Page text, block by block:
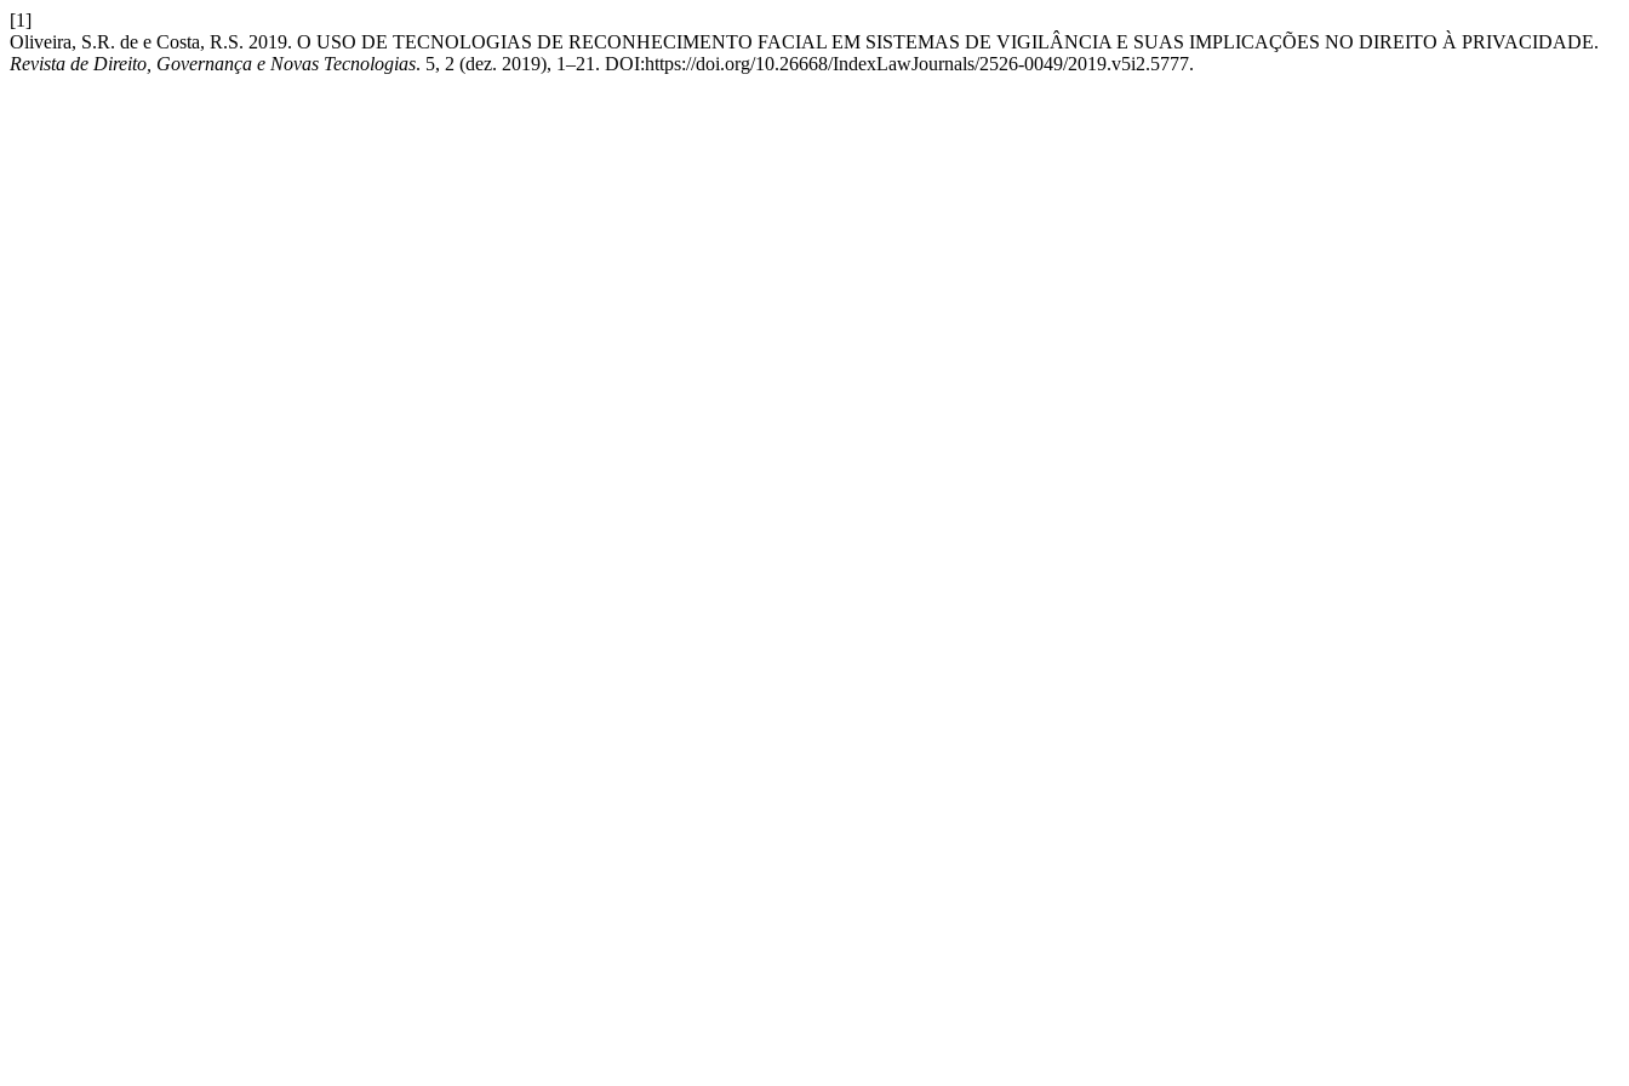
[1]
Oliveira, S.R. de e Costa, R.S. 2019. O USO DE TECNOLOGIAS DE RECONHECIMENTO FACIAL EM SISTEMAS DE VIGILÂNCIA E SUAS IMPLICAÇÕES NO DIREITO À PRIVACIDADE.
Revista de Direito, Governança e Novas Tecnologias. 5, 2 (dez. 2019), 1–21. DOI:https://doi.org/10.26668/IndexLawJournals/2526-0049/2019.v5i2.5777.